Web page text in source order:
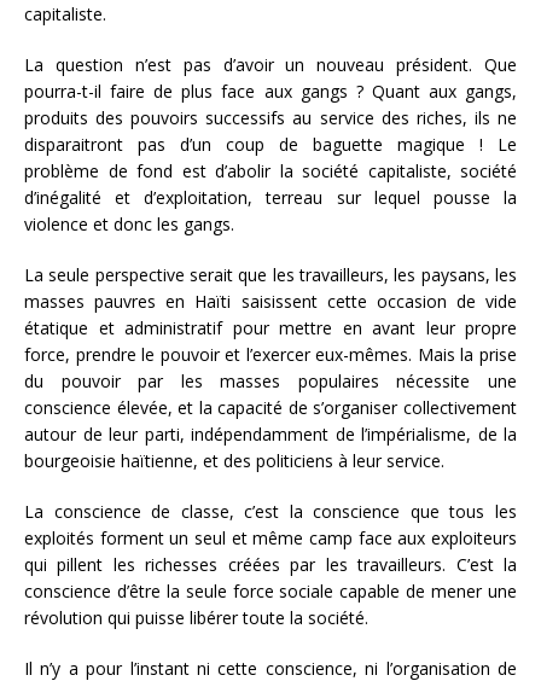
capitaliste.
La question n’est pas d’avoir un nouveau président. Que
pourra-t-il faire de plus face aux gangs ? Quant aux gangs,
produits des pouvoirs successifs au service des riches, ils ne
disparaitront pas d’un coup de baguette magique ! Le
problème de fond est d’abolir la société capitaliste, société
d’inégalité et d’exploitation, terreau sur lequel pousse la
violence et donc les gangs.
La seule perspective serait que les travailleurs, les paysans, les
masses pauvres en Haïti saisissent cette occasion de vide
étatique et administratif pour mettre en avant leur propre
force, prendre le pouvoir et l’exercer eux-mêmes. Mais la prise
du pouvoir par les masses populaires nécessite une
conscience élevée, et la capacité de s’organiser collectivement
autour de leur parti, indépendamment de l’impérialisme, de la
bourgeoisie haïtienne, et des politiciens à leur service.
La conscience de classe, c’est la conscience que tous les
exploités forment un seul et même camp face aux exploiteurs
qui pillent les richesses créées par les travailleurs. C’est la
conscience d’être la seule force sociale capable de mener une
révolution qui puisse libérer toute la société.
Il n’y a pour l’instant ni cette conscience, ni l’organisation de